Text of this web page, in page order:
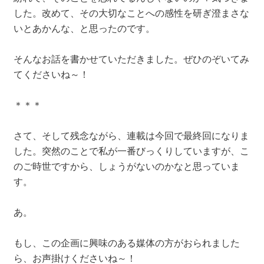
した。改めて、その大切なことへの感性を研ぎ澄まさな
いとあかんな、と思ったのです。
そんなお話を書かせていただきました。ぜひのぞいてみ
てくださいね～！
＊＊＊
さて、そして残念ながら、連載は今回で最終回になりま
した。突然のことで私が一番びっくりしていますが、こ
のご時世ですから、しょうがないのかなと思っていま
す。
あ。
もし、この企画に興味のある媒体の方がおられました
ら、お声掛けくださいね～！